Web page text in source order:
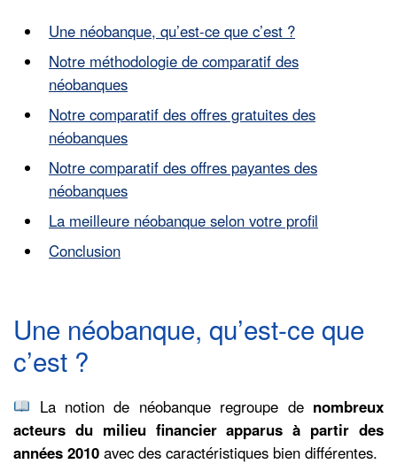
Une néobanque, qu’est-ce que c’est ?
Notre méthodologie de comparatif des
néobanques
Notre comparatif des offres gratuites des
néobanques
Notre comparatif des offres payantes des
néobanques
La meilleure néobanque selon votre profil
Conclusion
Une néobanque, qu’est-ce que
c’est ?
La notion de néobanque regroupe de nombreux
acteurs du milieu financier apparus à partir des
années 2010 avec des caractéristiques bien différentes.